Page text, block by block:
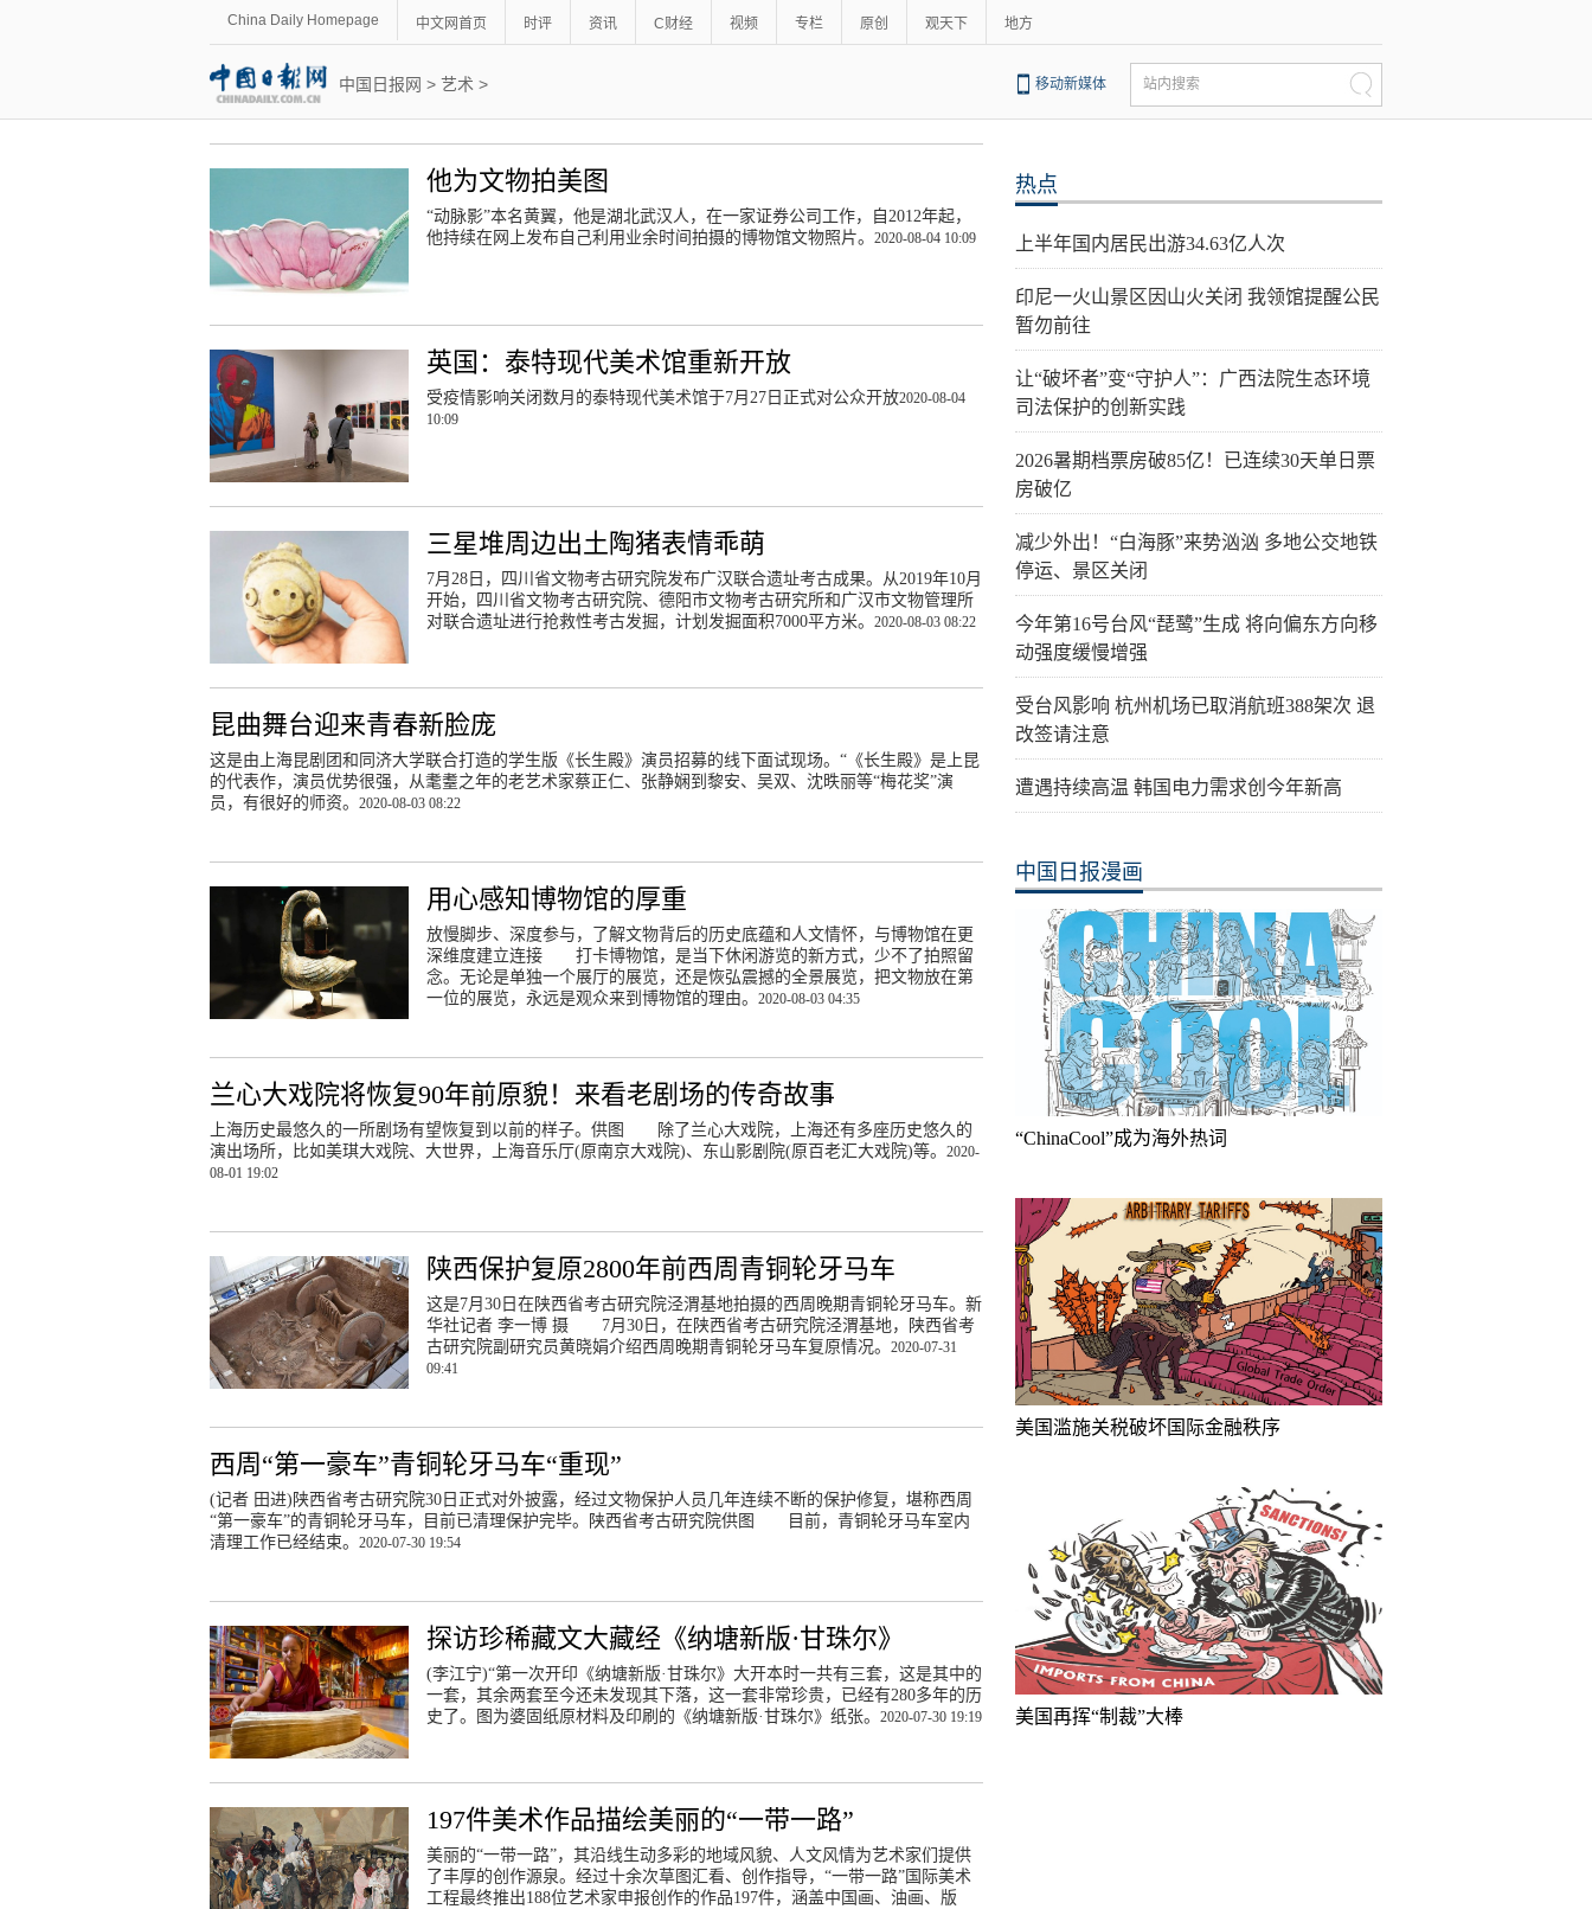
China Daily Homepage 中文网首页 时评 资讯 C财经 视频 专栏 原创 观天下 地方
中国日报网 > 艺术 > 移动新媒体 站内搜索
他为文物拍美图
“动脉影”本名黄翼，他是湖北武汉人，在一家证券公司工作，自2012年起，
他持续在网上发布自己利用业余时间拍摄的博物馆文物照片。2020-08-04 10:09
英国：泰特现代美术馆重新开放
受疫情影响关闭数月的泰特现代美术馆于7月27日正式对公众开放2020-08-04
10:09
三星堆周边出土陶猪表情乖萌
7月28日，四川省文物考古研究院发布广汉联合遗址考古成果。从2019年10月
开始，四川省文物考古研究院、德阳市文物考古研究所和广汉市文物管理所
对联合遗址进行抢救性考古发掘，计划发掘面积7000平方米。2020-08-03 08:22
昆曲舞台迎来青春新脸庞
这是由上海昆剧团和同济大学联合打造的学生版《长生殿》演员招募的线下面试现场。“《长生殿》是上昆
的代表作，演员优势很强，从耄耋之年的老艺术家蔡正仁、张静娴到黎安、吴双、沈昳丽等“梅花奖”演
员，有很好的师资。 2020-08-03 08:22
用心感知博物馆的厚重
放慢脚步、深度参与，了解文物背后的历史底蕴和人文情怀，与博物馆在更
深维度建立连接 打卡博物馆，是当下休闲游览的新方式，少不了拍照留
念。无论是单独一个展厅的展览，还是恢弘震撼的全景展览，把文物放在第
一位的展览，永远是观众来到博物馆的理由。2020-08-03 04:35
兰心大戏院将恢复90年前原貌！来看老剧场的传奇故事
上海历史最悠久的一所剧场有望恢复到以前的样子。供图 除了兰心大戏院，上海还有多座历史悠久的
演出场所，比如美琪大戏院、大世界，上海音乐厅(原南京大戏院)、东山影剧院(原百老汇大戏院)等。 2020-
08-01 19:02
陕西保护复原2800年前西周青铜轮牙马车
这是7月30日在陕西省考古研究院泾渭基地拍摄的西周晚期青铜轮牙马车。新
华社记者 李一博 摄 7月30日，在陕西省考古研究院泾渭基地，陕西省考
古研究院副研究员黄晓娟介绍西周晚期青铜轮牙马车复原情况。2020-07-31
09:41
西周“第一豪车”青铜轮牙马车“重现”
(记者 田进)陕西省考古研究院30日正式对外披露，经过文物保护人员几年连续不断的保护修复，堪称西周
“第一豪车”的青铜轮牙马车，目前已清理保护完毕。陕西省考古研究院供图 目前，青铜轮牙马车室内
清理工作已经结束。 2020-07-30 19:54
探访珍稀藏文大藏经《纳塘新版·甘珠尔》
(李江宁)“第一次开印《纳塘新版·甘珠尔》大开本时一共有三套，这是其中的
一套，其余两套至今还未发现其下落，这一套非常珍贵，已经有280多年的历
史了。图为婆固纸原材料及印刷的《纳塘新版·甘珠尔》纸张。2020-07-30 19:19
197件美术作品描绘美丽的“一带一路”
美丽的“一带一路”，其沿线生动多彩的地域风貌、人文风情为艺术家们提供
了丰厚的创作源泉。经过十余次草图汇看、创作指导，“一带一路”国际美术
工程最终推出188位艺术家申报创作的作品197件，涵盖中国画、油画、版
热点
上半年国内居民出游34.63亿人次
印尼一火山景区因山火关闭 我领馆提醒公民
暂勿前往
让“破坏者”变“守护人”：广西法院生态环境
司法保护的创新实践
2026暑期档票房破85亿！已连续30天单日票
房破亿
减少外出！“白海豚”来势汹汹 多地公交地铁
停运、景区关闭
今年第16号台风“琵鹭”生成 将向偏东方向移
动强度缓慢增强
受台风影响 杭州机场已取消航班388架次 退
改签请注意
遭遇持续高温 韩国电力需求创今年新高
中国日报漫画
“ChinaCool”成为海外热词
美国滥施关税破坏国际金融秩序
美国再挥“制裁”大棒